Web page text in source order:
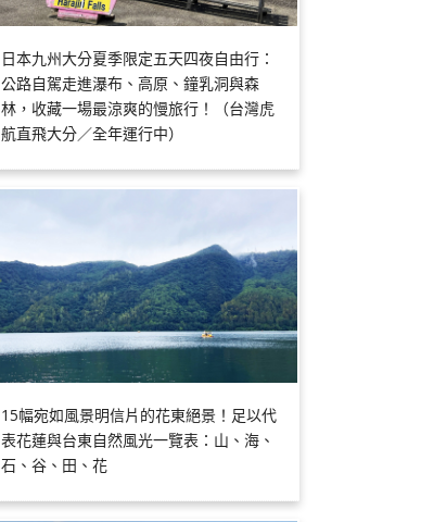
日本九州大分夏季限定五天四夜自由行：
公路自駕走進瀑布、高原、鐘乳洞與森
林，收藏一場最涼爽的慢旅行！（台灣虎
航直飛大分／全年運行中）
15幅宛如風景明信片的花東絕景！足以代
表花蓮與台東自然風光一覽表：山、海、
石、谷、田、花